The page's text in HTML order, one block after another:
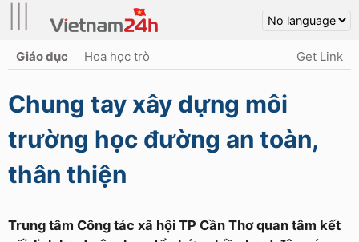
Giáo dục Hoa học trò Get Link
Chung tay xây dựng môi
trường học đường an toàn,
thân thiện
Trung tâm Công tác xã hội TP Cần Thơ quan tâm kết